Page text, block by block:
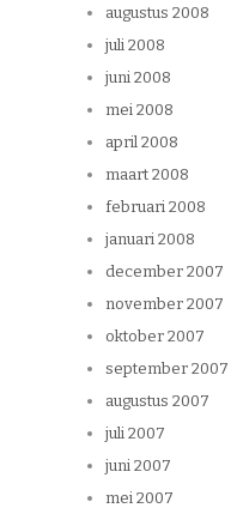
augustus 2008
juli 2008
juni 2008
mei 2008
april 2008
maart 2008
februari 2008
januari 2008
december 2007
november 2007
oktober 2007
september 2007
augustus 2007
juli 2007
juni 2007
mei 2007